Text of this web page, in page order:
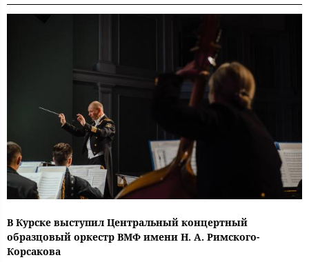
В Курске выступил Центральный концертный
образцовый оркестр ВМФ имени Н. А. Римского-
Корсакова